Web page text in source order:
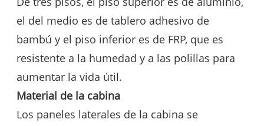
el del medio es de tablero adhesivo de
bambú y el piso inferior es de FRP, que es
resistente a la humedad y a las polillas para
aumentar la vida útil.
Material de la cabina
Los paneles laterales de la cabina se